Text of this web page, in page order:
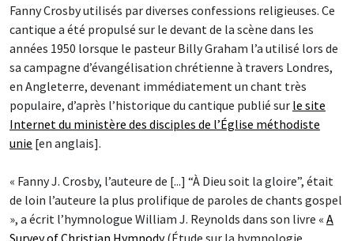
Fanny Crosby utilisés par diverses confessions religieuses. Ce
cantique a été propulsé sur le devant de la scène dans les
années 1950 lorsque le pasteur Billy Graham l’a utilisé lors de
sa campagne d’évangélisation chrétienne à travers Londres,
en Angleterre, devenant immédiatement un chant très
populaire, d’après l’historique du cantique publié sur le site
Internet du ministère des disciples de l’Église méthodiste
unie [en anglais].
« Fanny J. Crosby, l’auteure de [...] “À Dieu soit la gloire”, était
de loin l’auteure la plus prolifique de paroles de chants gospel
», a écrit l’hymnologue William J. Reynolds dans son livre « A
Survey of Christian Hymnody(Étude sur la hymnologie